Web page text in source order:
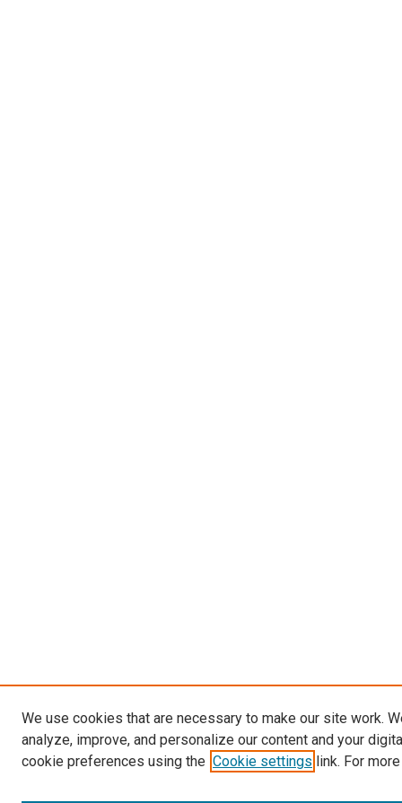
We use cookies that are necessary to make our site work.
analyze, improve, and personalize our content and your
cookie preferences using the Cookie settings link. For